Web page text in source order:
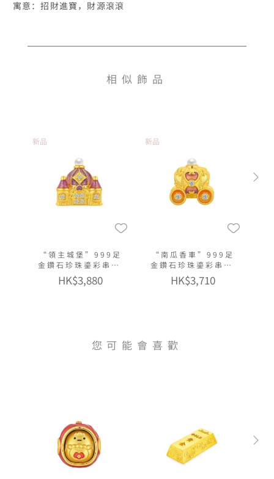
寓意：招財進寶，財源滾滾
相似飾品
新品
“領主城堡”999足
金鑽石珍珠鎏彩串飾
連手繩
HK$3,880
新品
“南瓜香車”999足
金鑽石珍珠鎏彩串飾
連手繩
HK$3,710
您可能會喜歡